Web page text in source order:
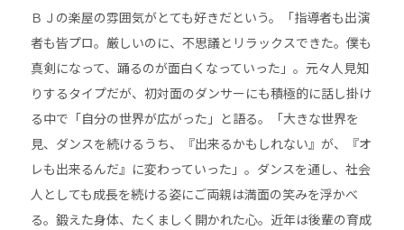
ＢＪの楽屋の雰囲気がとても好きだという。「指導者も出演
者も皆プロ。厳しいのに、不思議とリラックスできた。僕も
真剣になって、踊るのが面白くなっていった」。元々人見知
りするタイプだが、初対面のダンサーにも積極的に話し掛け
る中で「自分の世界が広がった」と語る。「大きな世界を
見、ダンスを続けるうち、『出来るかもしれない』が、『オ
レも出来るんだ』に変わっていった」。ダンスを通し、社会
人としても成長を続ける姿にご両親は満面の笑みを浮かべ
る。鍛えた身体、たくましく開かれた心。近年は後輩の育成